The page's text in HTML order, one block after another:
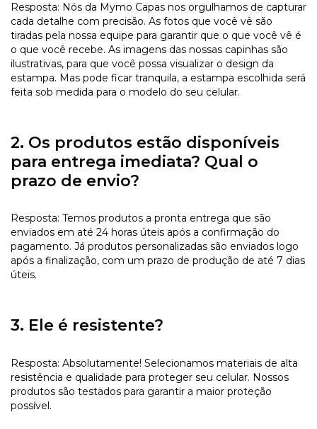
Resposta: Nós da Mymo Capas nos orgulhamos de capturar
cada detalhe com precisão. As fotos que você vê são
tiradas pela nossa equipe para garantir que o que você vê é
o que você recebe. As imagens das nossas capinhas são
ilustrativas, para que você possa visualizar o design da
estampa. Mas pode ficar tranquila, a estampa escolhida será
feita sob medida para o modelo do seu celular.
2. Os produtos estão disponíveis
para entrega imediata? Qual o
prazo de envio?
Resposta: Temos produtos a pronta entrega que são
enviados em até 24 horas úteis após a confirmação do
pagamento. Já produtos personalizadas são enviados logo
após a finalização, com um prazo de produção de até 7 dias
úteis.
3. Ele é resistente?
Resposta: Absolutamente! Selecionamos materiais de alta
resistência e qualidade para proteger seu celular. Nossos
produtos são testados para garantir a maior proteção
possível.